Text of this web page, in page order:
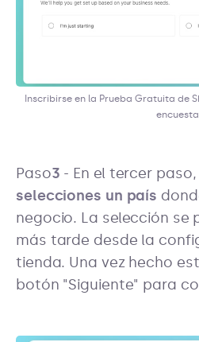
Inscribirse en la Prueba Gratuita de
encuesta
‍Paso3 - En el tercer
selecciones un país
negocio. La selección se
más tarde desde la
tienda. Una vez hecho
botón "Siguiente" para